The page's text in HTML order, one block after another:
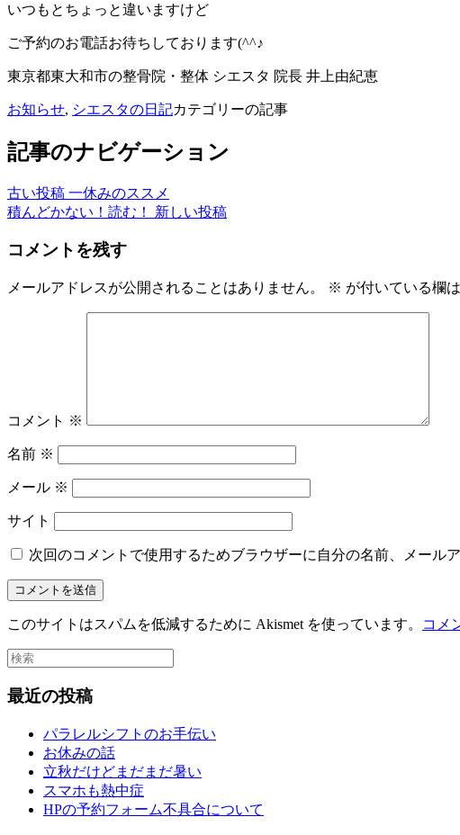
いつもとちょっと違いますけど
ご予約のお電話お待ちしております(^^♪
東京都東大和市の整骨院・整体 シエスタ 院長 井上由紀恵
お知らせ, シエスタの日記カテゴリーの記事
記事のナビゲーション
古い投稿 一休みのススメ
積んどかない！読む！ 新しい投稿
コメントを残す
メールアドレスが公開されることはありません。 ※ が付いている欄
コメント ※
名前 ※
メール ※
サイト
次回のコメントで使用するためブラウザーに自分の名前、メール
このサイトはスパムを低減するために Akismet を使っています。 コメ
最近の投稿
パラレルシフトのお手伝い
お休みの話
立秋だけどまだまだ暑い
スマホも熱中症
HPの予約フォーム不具合について